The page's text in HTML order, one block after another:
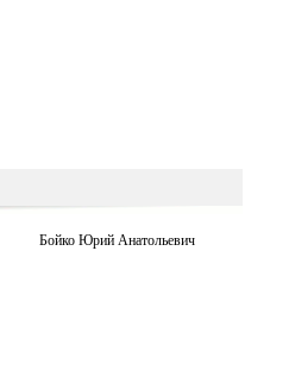
Бойко Юрий Анатольевич